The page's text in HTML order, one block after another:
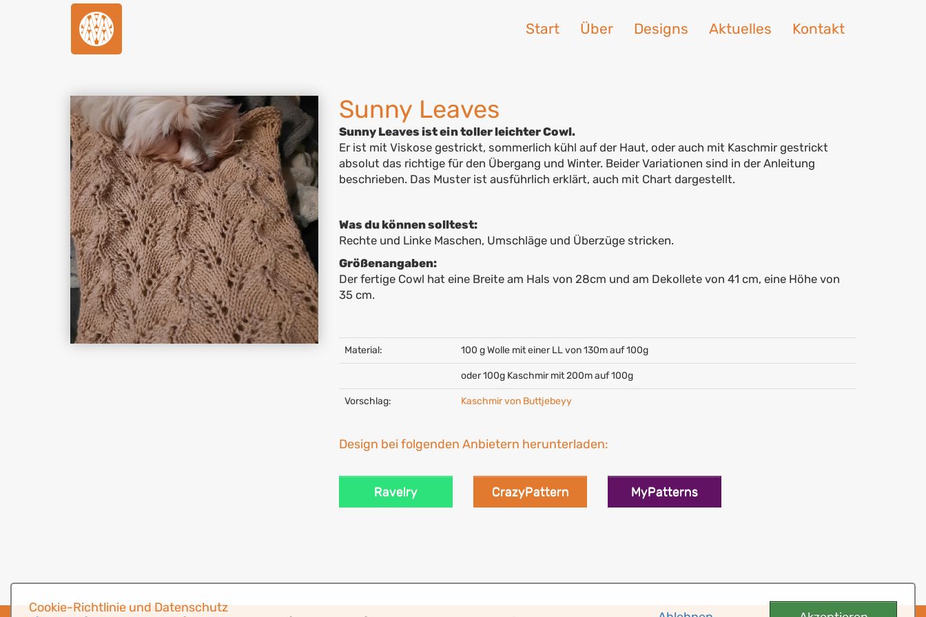
Start Über Designs Aktuelles Kontakt
Sunny Leaves
Sunny Leaves ist ein toller leichter Cowl.
Er ist mit Viskose gestrickt, sommerlich kühl auf der Haut, oder auch mit Kaschmir gestrickt
absolut das richtige für den Übergang und Winter. Beider Variationen sind in der Anleitung
beschrieben. Das Muster ist ausführlich erklärt, auch mit Chart dargestellt.
Was du können solltest:
Rechte und Linke Maschen, Umschläge und Überzüge stricken.
Größenangaben:
Der fertige Cowl hat eine Breite am Hals von 28cm und am Dekollete von 41 cm, eine Höhe von
35 cm.
Material: 100 g Wolle mit einer LL von 130m auf 100g
oder 100g Kaschmir mit 200m auf 100g
Vorschlag: Kaschmir von Buttjebeyy
Design bei folgenden Anbietern herunterladen:
Ravelry CrazyPattern MyPatterns
Cookie-Richtlinie und Datenschutz